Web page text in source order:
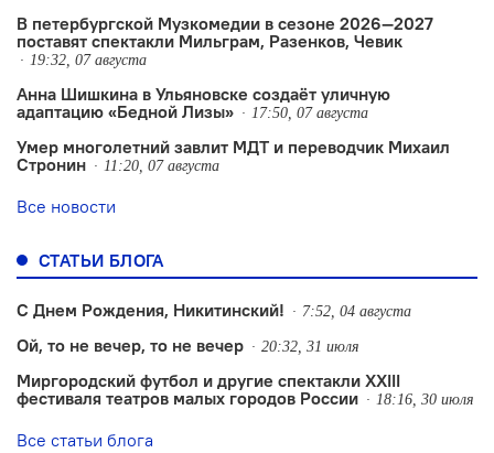
В петербургской Музкомедии в сезоне 2026—2027
поставят спектакли Мильграм, Разенков, Чевик
19:32, 07 августа
Анна Шишкина в Ульяновске создаëт уличную
адаптацию «Бедной Лизы»
17:50, 07 августа
Умер многолетний завлит МДТ и переводчик Михаил
Стронин
11:20, 07 августа
Все новости
СТАТЬИ БЛОГА
С Днем Рождения, Никитинский! 7:52, 04 августа
Ой, то не вечер, то не вечер 20:32, 31 июля
Миргородский футбол и другие спектакли XXIII
фестиваля театров малых городов России
18:16, 30 июля
Все статьи блога